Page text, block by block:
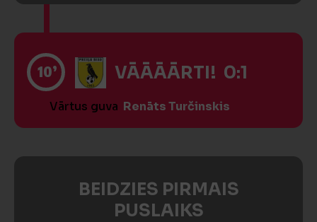
10’ VĀĀĀĀRTI! 0:1
Vārtus guva Renāts Turčinskis
BEIDZIES PIRMAIS
PUSLAIKS